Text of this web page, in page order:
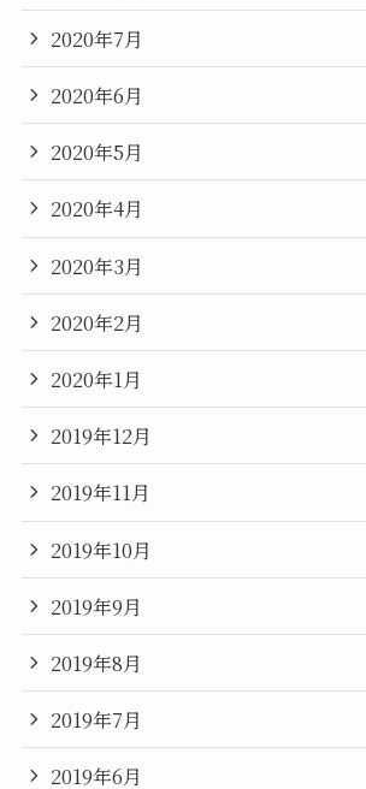
2020年7月
2020年6月
2020年5月
2020年4月
2020年3月
2020年2月
2020年1月
2019年12月
2019年11月
2019年10月
2019年9月
2019年8月
2019年7月
2019年6月